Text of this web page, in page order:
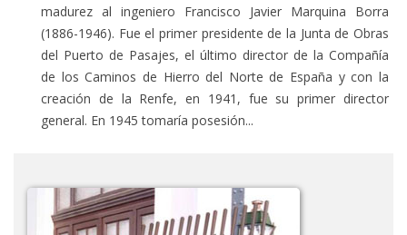
madurez al ingeniero Francisco Javier Marquina Borra
(1886-1946). Fue el primer presidente de la Junta de Obras
del Puerto de Pasajes, el último director de la Compañía
de los Caminos de Hierro del Norte de España y con la
creación de la Renfe, en 1941, fue su primer director
general. En 1945 tomaría posesión...